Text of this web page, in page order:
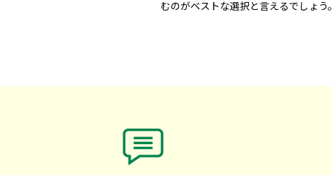
むのがベストな選択と言えるでしょう。